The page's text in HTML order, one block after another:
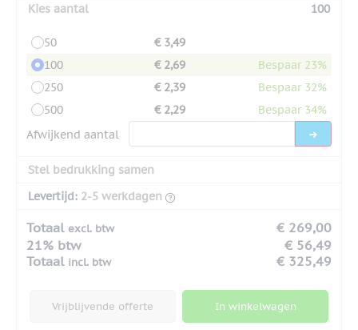
Kies aantal 100
50
€ 3,49
100
€ 2,69
Bespaar 23%
250
€ 2,39
Bespaar 32%
500
€ 2,29
Bespaar 34%
Afwijkend aantal
Stel bedrukking samen
Levertijd: 2-5 werkdagen
Totaal excl. btw
€ 269,00
21% btw
€ 56,49
Totaal incl. btw € 325,49
Vrijblijvende offerte In winkelwagen